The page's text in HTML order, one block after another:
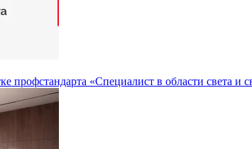
профстандарта «Специалист в области света и